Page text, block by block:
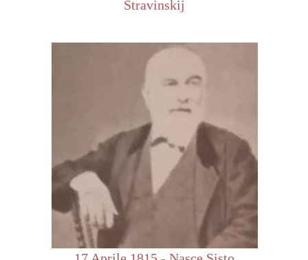
Stravinskij